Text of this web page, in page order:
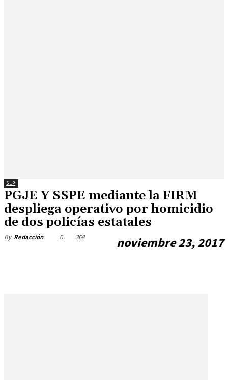
SLP
PGJE Y SSPE mediante la FIRM
despliega operativo por homicidio
de dos policías estatales
By Redacción noviembre 23, 2017
0 368